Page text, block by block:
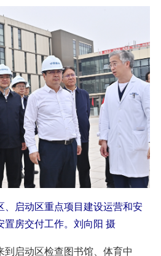
、启动区重点项目建设运营和安
置房交付工作。刘向阳 摄
启动区检查图书馆、体育中